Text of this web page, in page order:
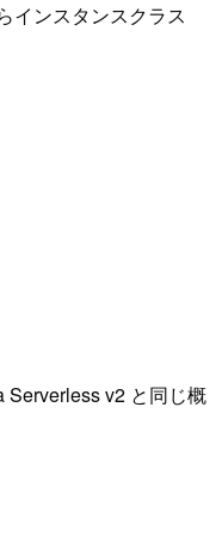
インスタンスクラス
Serverless v2 と同じ概